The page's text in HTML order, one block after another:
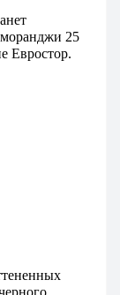
25
Евростор.